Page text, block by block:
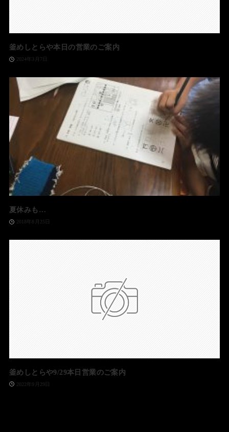
釜めしとらや本日の営業のご案内
2024年3月7日
夏休みも…
2018年8月25日
釜めしとらや9/29本日営業のご案内
2022年9月29日